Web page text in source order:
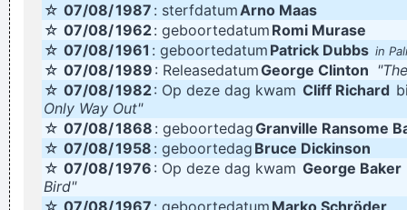
Ik val op Spaanse jongens, dus ik ben Pedrofiel
Een decolleté is net als de zon, je mag erin kijken, maar niet
in staren
Ik moet kakken
Je moet niet steeds dezelfde fouten maken, er is keus
genoeg
Verknoei je tijd op een nuttige manier!
☆ 07/08/1987 : sterfdatumArno Maas
☆ 07/08/1962: geboortedatum Romi Murase
☆ 07/08/1961 : geboortedatum Patrick Dubbs in
☆ 07/08/1989 : ReleasedatumGeorge Clinton
☆ 07/08/1982: Op deze dag kwam Cliff Richard
Only Way Out"
☆ 07/08/1868 : geboortedagGranville Ransome
☆ 07/08/1958 : geboortedag Bruce Dickinson
☆ 07/08/1976 : Op deze dag kwam George Baker
Bird"
☆ 07/08/1967 : geboortedatum Marko Schröder